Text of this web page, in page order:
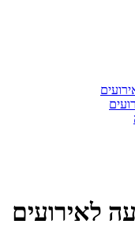
לאירועים